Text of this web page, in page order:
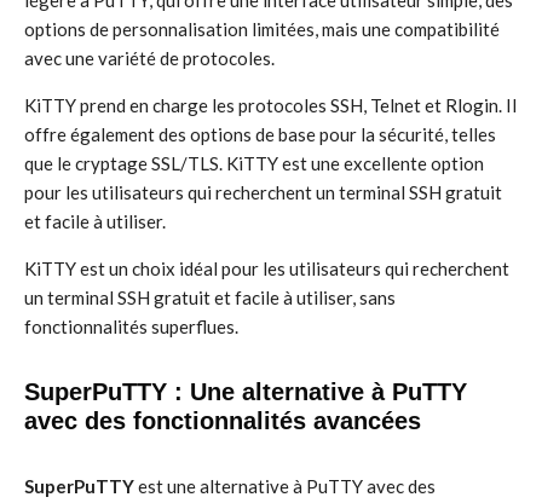
options de personnalisation limitées, mais une compatibilité
avec une variété de protocoles.
KiTTY prend en charge les protocoles SSH, Telnet et Rlogin. Il
offre également des options de base pour la sécurité, telles
que le cryptage SSL/TLS. KiTTY est une excellente option
pour les utilisateurs qui recherchent un terminal SSH gratuit
et facile à utiliser.
KiTTY est un choix idéal pour les utilisateurs qui recherchent
un terminal SSH gratuit et facile à utiliser, sans
fonctionnalités superflues.
SuperPuTTY : Une alternative à PuTTY
avec des fonctionnalités avancées
SuperPuTTYest une alternative à PuTTY avec des